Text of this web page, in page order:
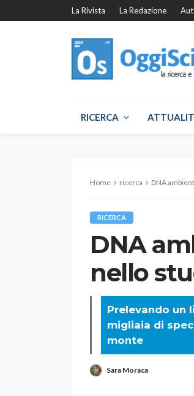
La Rivista La Redazione
RICERCA
Home ricerca DNA
RICERCA
DNA
nello
Prelevando un
migliaia di
monte
Sara Moraca